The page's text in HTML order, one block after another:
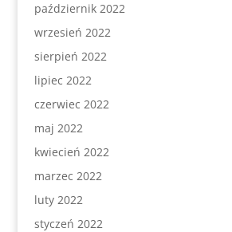
październik 2022
wrzesień 2022
sierpień 2022
lipiec 2022
czerwiec 2022
maj 2022
kwiecień 2022
marzec 2022
luty 2022
styczeń 2022